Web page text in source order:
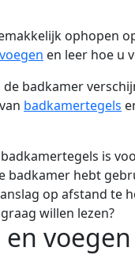
ophopen
en leer hoe u
badkamer
badkamertegels
is
badkamer hebt
op afstand te
willen lezen?